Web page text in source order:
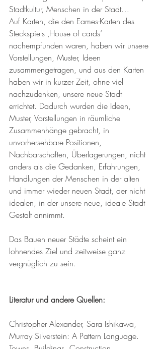
Stadtkultur, Menschen in der Stadt…
Auf Karten, die den Eames-Karten des
Steckspiels ‚House of cards‘
nachempfunden waren, haben wir unsere
Vorstellungen, Muster, Ideen
zusammengetragen, und aus den Karten
haben wir in kurzer Zeit, ohne viel
nachzudenken, unsere neue Stadt
errichtet. Dadurch wurden die Ideen,
Muster, Vorstellungen in räumliche
Zusammenhänge gebracht, in
unvorhersehbare Positionen,
Nachbarschaften, Überlagerungen, nicht
anders als die Gedanken, Erfahrungen,
Handlungen der Menschen in der alten
und immer wieder neuen Stadt, der nicht
idealen, in der unsere neue, ideale Stadt
Gestalt annimmt.
Das Bauen neuer Städte scheint ein
lohnendes Ziel und zeitweise ganz
vergnüglich zu sein.
Literatur und andere Quellen:
Christopher Alexander, Sara Ishikawa,
Murray Silverstein: A Pattern Language.